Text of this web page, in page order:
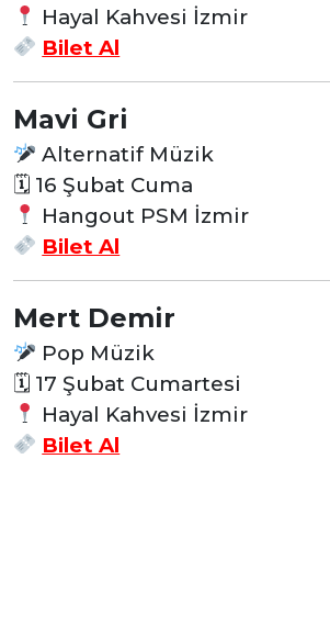
Hayal Kahvesi İzmir
Bilet Al
Mavi Gri
Alternatif Müzik
🗓 16 Şubat Cuma
Hangout PSM İzmir
Bilet Al
Mert Demir
Pop Müzik
🗓 17 Şubat Cumartesi
Hayal Kahvesi İzmir
Bilet Al